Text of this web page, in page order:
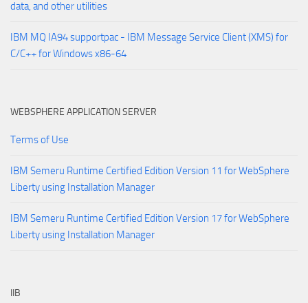
data, and other utilities
IBM MQ IA94 supportpac - IBM Message Service Client (XMS) for
C/C++ for Windows x86-64
WEBSPHERE APPLICATION SERVER
Terms of Use
IBM Semeru Runtime Certified Edition Version 11 for WebSphere
Liberty using Installation Manager
IBM Semeru Runtime Certified Edition Version 17 for WebSphere
Liberty using Installation Manager
IIB